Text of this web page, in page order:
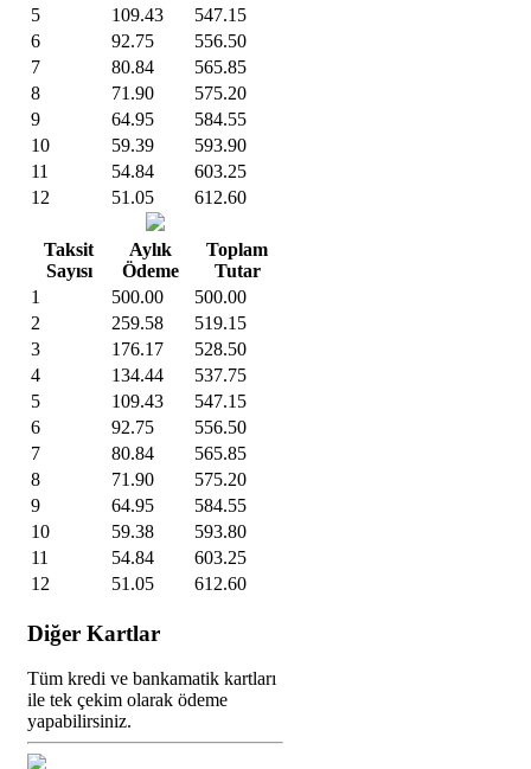
5 109.43
547.15
6
92.75
556.50
7
80.84
565.85
8
71.90
575.20
9
64.95
584.55
10
59.39
593.90
11
54.84
603.25
12
51.05 612.60
Taksit
Sayısı
Aylık
Ödeme
Toplam
Tutar
1
500.00
500.00
2
259.58
519.15
3
176.17
528.50
4
134.44
537.75
5
109.43
547.15
6
92.75
556.50
7
80.84
565.85
8
71.90
575.20
9
64.95
584.55
10
59.38
593.80
11
54.84
603.25
12
51.05 612.60
Diğer Kartlar
Tüm kredi ve bankamatik kartları
ile tek çekim olarak ödeme
yapabilirsiniz.